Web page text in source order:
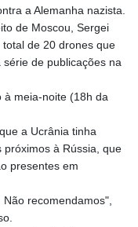
a Alemanha nazista.
de Moscou, Sergei
de 20 drones que
de publicações na
à meia-noite (18h da
a Ucrânia tinha
próximos à Rússia, que
presentes em
recomendamos",